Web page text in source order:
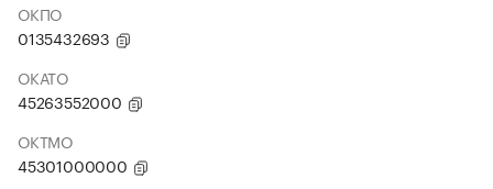
ОКПО
0135432693
ОКАТО
45263552000
ОКТМО
45301000000